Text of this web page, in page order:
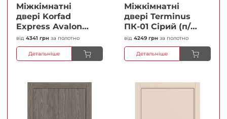
Міжкімнатні
двері Korfad
Express Avalon
Білий мат
Кристал
Антискретч
від 4341 грн за полотно
Детальніше
Міжкімнатні
двері Terminus
ПК-01 Сірий (п/п)
Глухі Плівка
від 4249 грн за полотно
Детальніше